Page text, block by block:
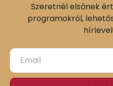
Szeretnél elsőnek
programokról,